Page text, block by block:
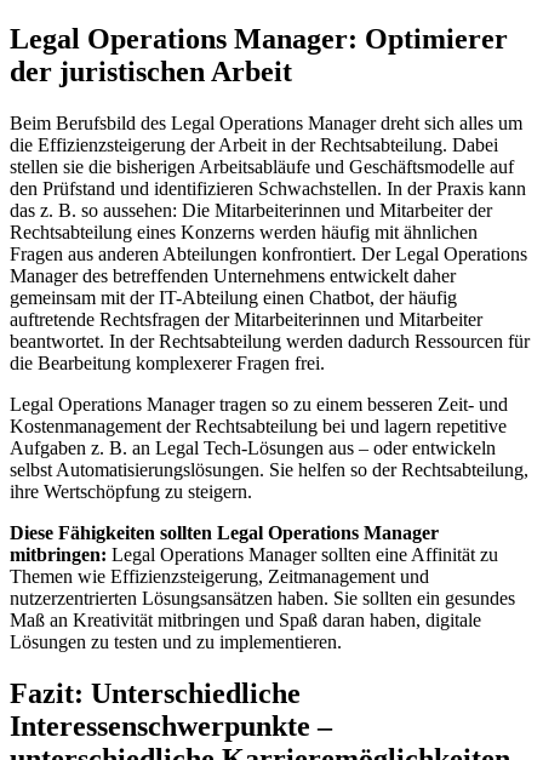
Legal Operations Manager: Optimierer
der juristischen Arbeit
Beim Berufsbild des Legal Operations Manager dreht sich alles um
die Effizienzsteigerung der Arbeit in der Rechtsabteilung. Dabei
stellen sie die bisherigen Arbeitsabläufe und Geschäftsmodelle auf
den Prüfstand und identifizieren Schwachstellen. In der Praxis kann
das z. B. so aussehen: Die Mitarbeiterinnen und Mitarbeiter der
Rechtsabteilung eines Konzerns werden häufig mit ähnlichen
Fragen aus anderen Abteilungen konfrontiert. Der Legal Operations
Manager des betreffenden Unternehmens entwickelt daher
gemeinsam mit der IT-Abteilung einen Chatbot, der häufig
auftretende Rechtsfragen der Mitarbeiterinnen und Mitarbeiter
beantwortet. In der Rechtsabteilung werden dadurch Ressourcen für
die Bearbeitung komplexerer Fragen frei.
Legal Operations Manager tragen so zu einem besseren Zeit- und
Kostenmanagement der Rechtsabteilung bei und lagern repetitive
Aufgaben z. B. an Legal Tech-Lösungen aus – oder entwickeln
selbst Automatisierungslösungen. Sie helfen so der Rechtsabteilung,
ihre Wertschöpfung zu steigern.
Diese Fähigkeiten sollten Legal Operations Manager
mitbringen: Legal Operations Manager sollten eine Affinität zu
Themen wie Effizienzsteigerung, Zeitmanagement und
nutzerzentrierten Lösungsansätzen haben. Sie sollten ein gesundes
Maß an Kreativität mitbringen und Spaß daran haben, digitale
Lösungen zu testen und zu implementieren.
Fazit: Unterschiedliche
Interessenschwerpunkte –